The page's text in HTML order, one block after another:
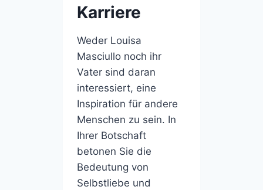
Karriere
Weder Louisa
Masciullo noch ihr
Vater sind daran
interessiert, eine
Inspiration für andere
Menschen zu sein. In
Ihrer Botschaft
betonen Sie die
Bedeutung von
Selbstliebe und